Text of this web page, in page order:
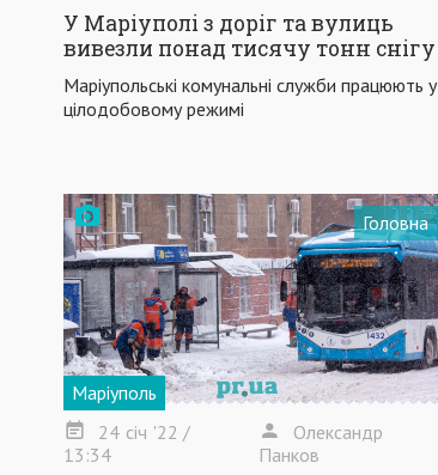
У Маріуполі з доріг та вулиць
вивезли понад тисячу тонн снігу
Маріупольські комунальні служби працюють у
цілодобовому режимі
Головна
Маріуполь
24 січ '22 /
13:34
Олександр
Панков